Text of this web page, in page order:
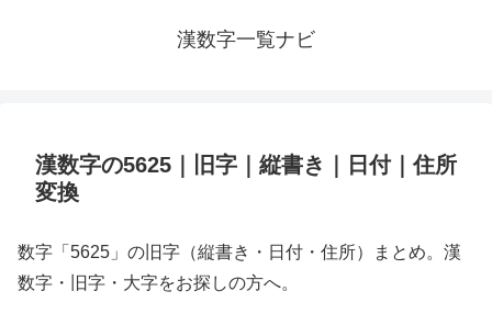
漢数字一覧ナビ
漢数字の5625｜旧字｜縦書き｜日付｜住所
変換
数字「5625」の旧字（縦書き・日付・住所）まとめ。漢
数字・旧字・大字をお探しの方へ。